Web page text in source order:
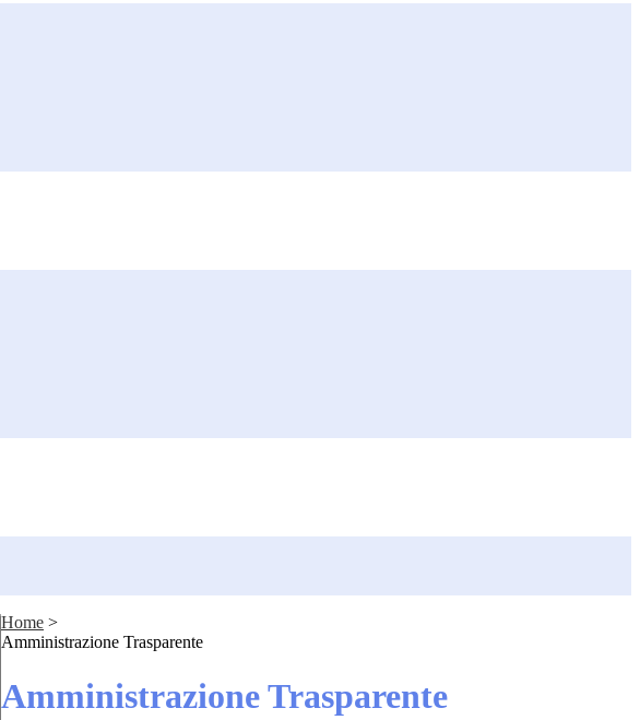
Home >
Amministrazione Trasparente
Amministrazione Trasparente